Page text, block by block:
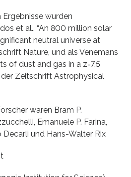
Ergebnisse wurden
et al., “An 800 million solar
neutral universe at
Nature, und als Venemans
of dust and gas in a z=7.5
der Zeitschrift Astrophysical
waren Bram P.
Emanuele P. Farina,
Decarli und Hans-Walter Rix